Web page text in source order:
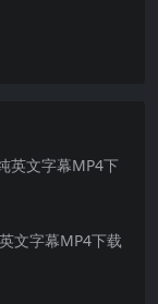
英文字幕MP4下
文字幕MP4下载